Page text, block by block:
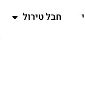
חבל טירול